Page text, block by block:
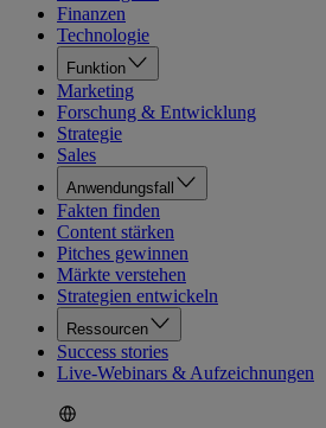
Finanzen
Technologie
Funktion
Marketing
Forschung & Entwicklung
Strategie
Sales
Anwendungsfall
Fakten finden
Content stärken
Pitches gewinnen
Märkte verstehen
Strategien entwickeln
Ressourcen
Success stories
Live-Webinars & Aufzeichnungen